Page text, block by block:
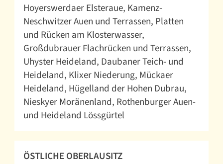
Hoyerswerdaer Elsteraue Kamenz-
Neschwitzer Auen und Terrassen Platten
und Rücken am Klosterwasser
Großdubrauer Flachrücken und Terrassen
Uhyster Heideland Daubaner Teich- und
Heideland Klixer Niederung Mückaer
Heideland Hügelland der Hohen Dubrau
Nieskyer Moränenland Rothenburger Auen-
und Heideland Lössgürtel
ÖSTLICHE OBERLAUSITZ